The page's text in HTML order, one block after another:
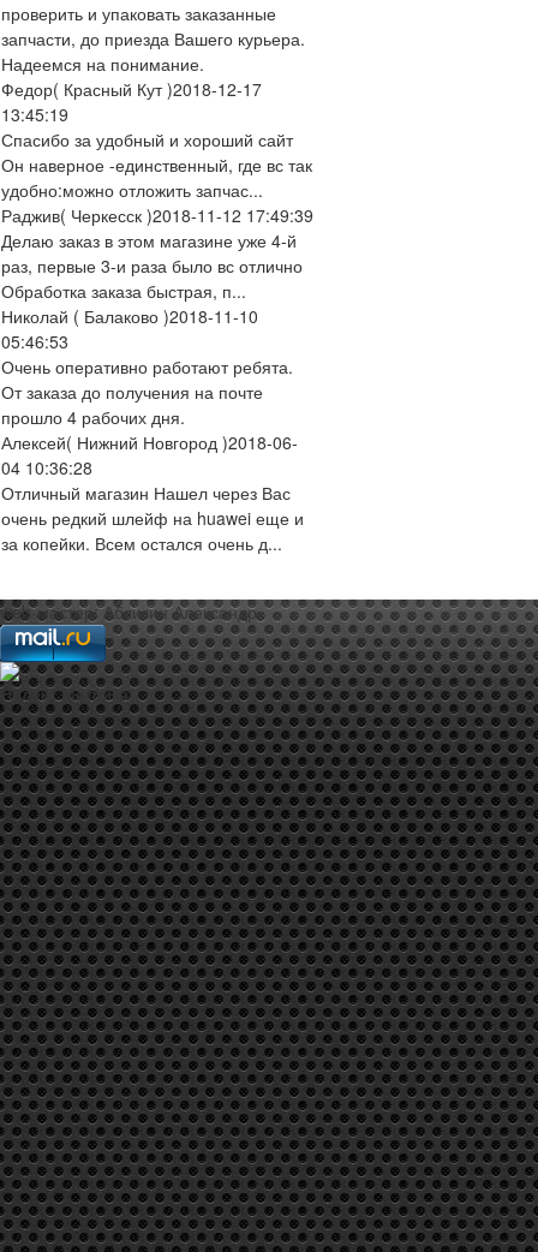
проверить и упаковать заказанные
запчасти, до приезда Вашего курьера.
Надеемся на понимание.
Федор( Красный Кут )2018-12-17
13:45:19
Спасибо за удобный и хороший сайт
Он наверное -единственный, где вс так
удобно:можно отложить запчас...
Раджив( Черкесск )2018-11-12 17:49:39
Делаю заказ в этом магазине уже 4-й
раз, первые 3-и раза было вс отлично
Обработка заказа быстрая, п...
Николай ( Балаково )2018-11-10
05:46:53
Очень оперативно работают ребята.
От заказа до получения на почте
прошло 4 рабочих дня.
Алексей( Нижний Новгород )2018-06-
04 10:36:28
Отличный магазин Нашел через Вас
очень редкий шлейф на huawei еще и
за копейки. Всем остался очень д...
web-мастер:Аблизин Александр